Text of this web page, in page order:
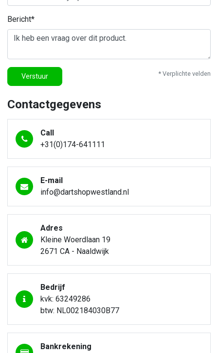
Bericht*
Verstuur * Verplichte velden
Contactgegevens
Call
+31(0)174-641111
E-mail
info@dartshopwestland.nl
Adres
Kleine Woerdlaan 19
2671 CA - Naaldwijk
Bedrijf
kvk: 63249286
btw: NL002184030B77
Bankrekening